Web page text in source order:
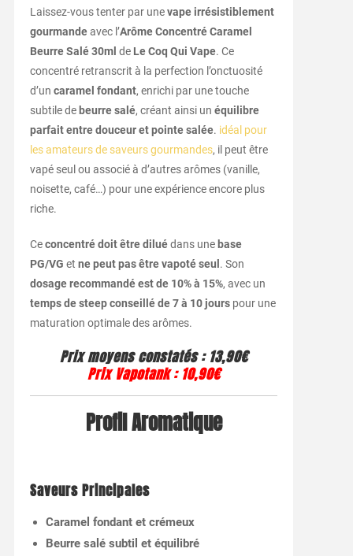
Laissez-vous tenter par unevape irrésistiblement
gourmandeavec l’Arôme Concentré Caramel
Beurre Salé 30ml de Le Coq Qui Vape. Ce
concentré retranscrit à la perfection l’onctuosité
d’un caramel fondant, enrichi par une touche
subtile de beurre salé, créant ainsi un équilibre
parfait entre douceur et pointe salée. idéal pour
les amateurs de saveurs gourmandes, il peut être
vapé seul ou associé à d’autres arômes (vanille,
noisette, café…) pour une expérience encore plus
riche.
Ceconcentré doit être diluédans une base
PG/VG et ne peut pas être vapoté seul . Son
dosage recommandé est de 10% à 15%, avec un
temps de steep conseillé de 7 à 10 jourspour une
maturation optimale des arômes.
Prix moyens constatés: 13,90€
Prix Vapotank: 10,90€
Profil Aromatique
Saveurs Principales
Caramel fondant et crémeux
Beurre salé subtil et équilibré